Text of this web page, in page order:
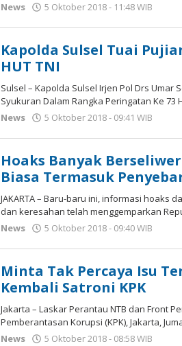
News
5 Oktober 2018 - 11:48 WIB
Kapolda Sulsel Tuai
HUT TNI
Sulsel – Kapolda Sulsel Irjen Pol Drs
Syukuran Dalam Rangka Peringatan Ke 73
News
5 Oktober 2018 - 09:41 WIB
Hoaks Banyak
Biasa Termasuk
JAKARTA – Baru-baru ini, informasi
dan keresahan telah menggemparkan
News
5 Oktober 2018 - 09:40 WIB
Minta Tak Percaya Isu
Kembali Satroni KPK
Jakarta – Laskar Perantau NTB dan Front
Pemberantasan Korupsi (KPK), Jakarta,
News
5 Oktober 2018 - 08:58 WIB